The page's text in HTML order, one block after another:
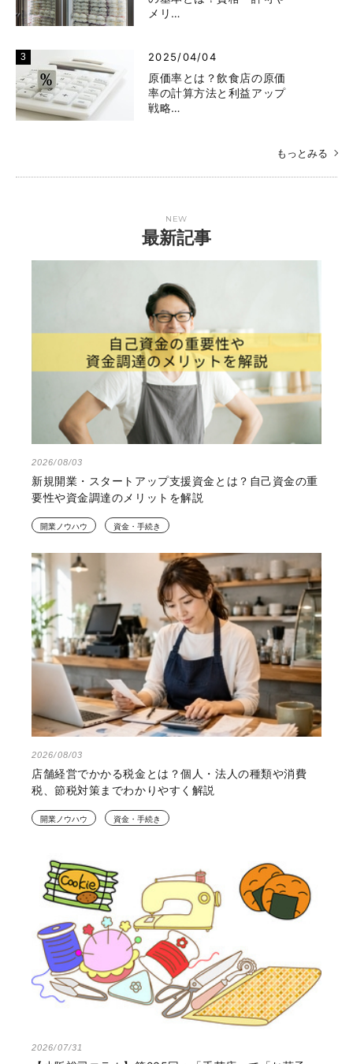
メリ…
2025/04/04
原価率とは？飲食店の原価
率の計算方法と利益アップ
戦略…
もっとみる
NEW
最新記事
2026/08/03
新規開業・スタートアップ支援資金とは？自己資金の重
要性や資金調達のメリットを解説
開業ノウハウ 資金・手続き
2026/08/03
店舗経営でかかる税金とは？個人・法人の種類や消費
税、節税対策までわかりやすく解説
開業ノウハウ 資金・手続き
2026/07/31